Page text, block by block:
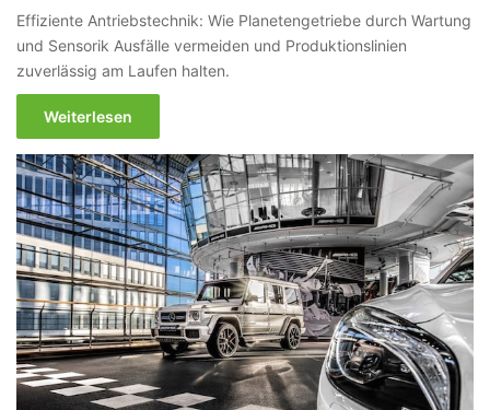
Effiziente Antriebstechnik: Wie Planetengetriebe durch Wartung
und Sensorik Ausfälle vermeiden und Produktionslinien
zuverlässig am Laufen halten.
Weiterlesen